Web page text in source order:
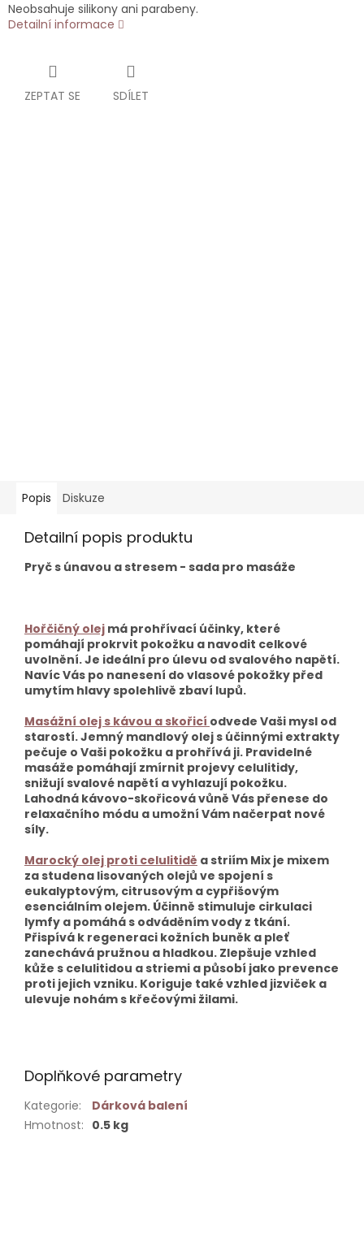
Neobsahuje silikony ani parabeny.
Detailní informace
ZEPTAT SE SDÍLET
Popis Diskuze
Detailní popis produktu
Pryč s únavou a stresem - sada pro masáže
Hořčičný olej má prohřívací účinky, které
pomáhají prokrvit pokožku a navodit celkové
uvolnění. Je ideální pro úlevu od svalového napětí.
Navíc Vás po nanesení do vlasové pokožky před
umytím hlavy spolehlivě zbaví lupů.
Masážní olej s kávou a skořicí odvede Vaši mysl od
starostí. Jemný mandlový olej s účinnými extrakty
pečuje o Vaši pokožku a prohřívá ji. Pravidelné
masáže pomáhají zmírnit projevy celulitidy,
snižují svalové napětí a vyhlazují pokožku.
Lahodná kávovo-skořicová vůně Vás přenese do
relaxačního módu a umožní Vám načerpat nové
síly.
Marocký olej proti celulitidě a striím Mix je mixem
za studena lisovaných olejů ve spojení s
eukalyptovým, citrusovým a cypřišovým
esenciálním olejem. Účinně stimuluje cirkulaci
lymfy a pomáhá s odváděním vody z tkání.
Přispívá k regeneraci kožních buněk a pleť
zanechává pružnou a hladkou. Zlepšuje vzhled
kůže s celulitidou a striemi a působí jako prevence
proti jejich vzniku. Koriguje také vzhled jizviček a
ulevuje nohám s křečovými žilami.
Doplňkové parametry
Kategorie:
Dárková balení
Hmotnost: 0.5 kg